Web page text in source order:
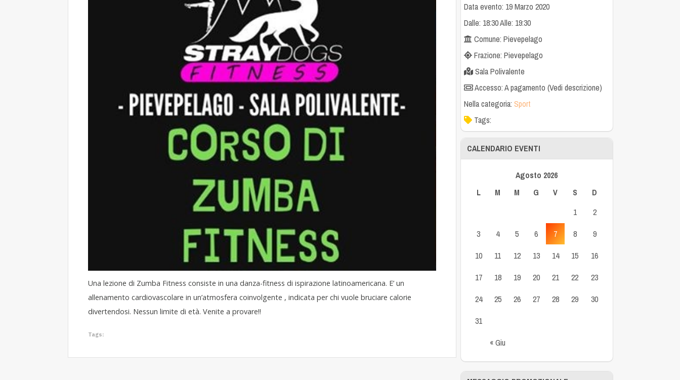
Una lezione di Zumba Fitness consiste in una danza-fitness di ispirazione latinoamericana. E’ un
allenamento cardiovascolare in un’atmosfera coinvolgente , indicata per chi vuole bruciare calorie
divertendosi. Nessun limite di età. Venite a provare!!
Tags:
Data evento: 19 Marzo 2020
Dalle: 18:30 Alle: 19:30
Comune: Pievepelago
Frazione: Pievepelago
Sala Polivalente
Accesso: A pagamento (Vedi descrizione)
Nella categoria:Sport
Tags:
CALENDARIO EVENTI
Agosto 2026
L
M M G V S D
« Giu
1
2
3
4 5 6 7 8
9
10
11 12 13 14 15
16
17
18 19 20 21 22
23
24
25 26 27 28 29
30
31